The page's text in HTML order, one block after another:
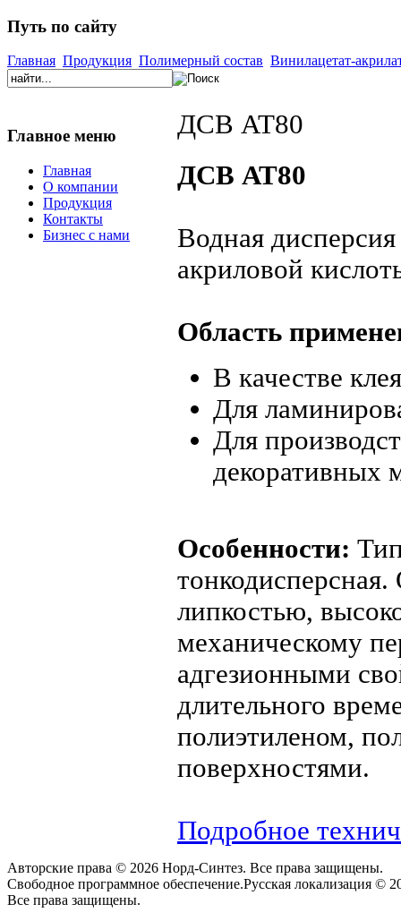
Путь по сайту
Главная Продукция Полимерный состав Винилацетат-
Главное меню
Главная
О компании
Продукция
Контакты
Бизнес с нами
ДСВ АТ80
ДСВ АТ80
Водная
акриловой
Область
В качестве
Для
Для
декоративных
Особенности:
липкостью,
механическому
адгезионными
длительного
полиэтиленом,
поверхностями.
Подробное
Авторские права © 2026 Норд-Синтез. Все права защищены.
Свободное программное обеспечение.Русская локализация ©
Все права защищены.